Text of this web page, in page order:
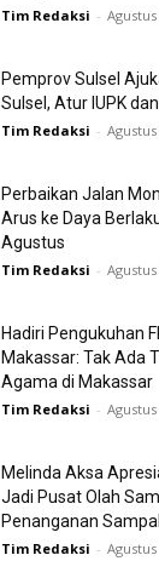
Tim Redaksi - Agustus
Pemprov Sulsel
Sulsel, Atur IUPK
Tim Redaksi - Agustus
Perbaikan Jalan
Arus ke Daya
Agustus
Tim Redaksi - Agustus
Hadiri Pengukuhan
Makassar: Tak Ada
Agama di Makassar
Tim Redaksi - Agustus
Melinda Aksa
Jadi Pusat Olah
Penanganan
Tim Redaksi - Agustus